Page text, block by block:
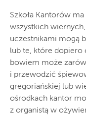
Szkoła Kantorów
wszystkich
uczestnikami mogą
lub te, które dopiero
bowiem może
i przewodzić
gregoriańskiej lub
ośrodkach kantor
z organistą w